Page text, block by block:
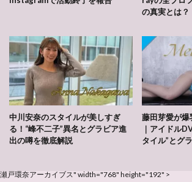
の真実とは？
中川安奈のスタイルが美しすぎ
る！“峰不二子”異名とグラビア進
出の噂を徹底解説
藤田芽愛が爆
｜アイドル
タイル”とグ
瀬戸環奈アーカイブス" width="768" height="192" >